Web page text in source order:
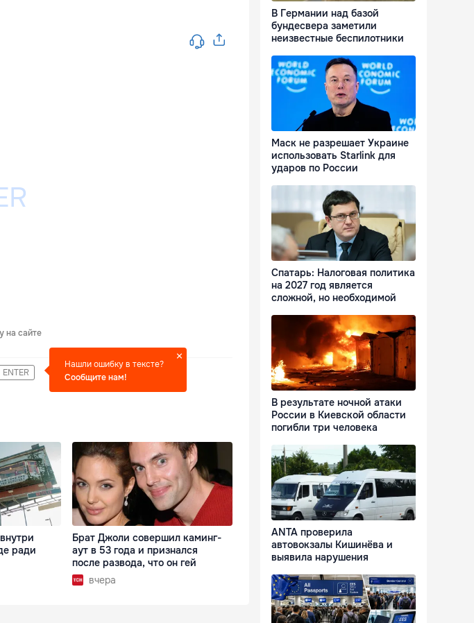
на сайте
ENTER
Нашли ошибку в тексте?
Сообщите нам!
ради
Брат Джоли совершил каминг-
аут в 53 года и признался
после развода, что он гей
вчера
В Германии над базой
бундесвера заметили
неизвестные беспилотники
Маск не разрешает Украине
использовать Starlink для
ударов по России
Спатарь: Налоговая политика
на 2027 год является
сложной, но необходимой
В результате ночной атаки
России в Киевской области
погибли три человека
ANTA проверила
автовокзалы Кишинёва и
выявила нарушения